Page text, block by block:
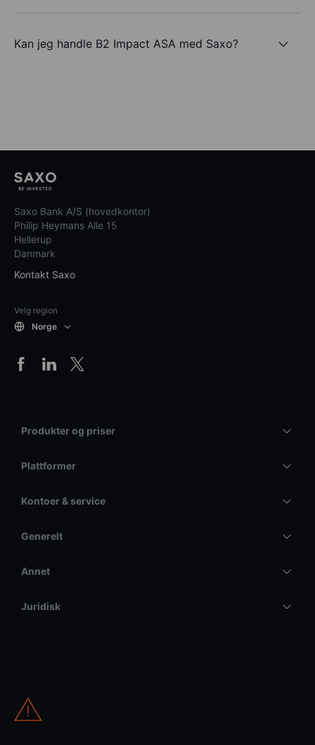
Kan jeg handle B2 Impact ASA med Saxo?
Saxo Bank A/S (hovedkontor)
Philip Heymans Alle 15
Hellerup
Danmark
Kontakt Saxo
Velg region
Norge
Produkter og priser
Plattformer
Kontoer & service
Generelt
Annet
Juridisk